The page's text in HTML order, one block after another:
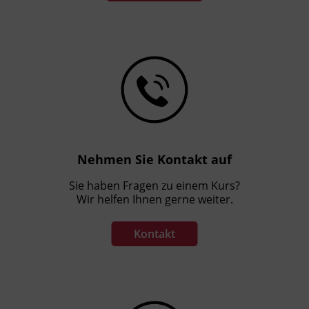
Nehmen Sie Kontakt auf
Sie haben Fragen zu einem Kurs?
Wir helfen Ihnen gerne weiter.
Kontakt